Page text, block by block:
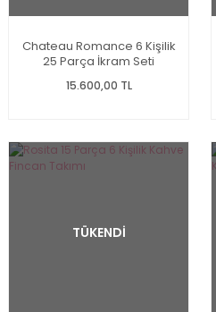
Chateau Romance 6 Kişilik
25 Parça İkram Seti
15.600,00 TL
TÜKENDİ